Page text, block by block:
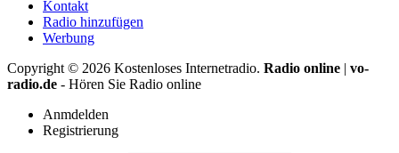
Kontakt
Radio hinzufügen
Werbung
Copyright © 2026 Kostenloses Internetradio. Radio online | vo-
radio.de - Hören Sie Radio online
Anmdelden
Registrierung